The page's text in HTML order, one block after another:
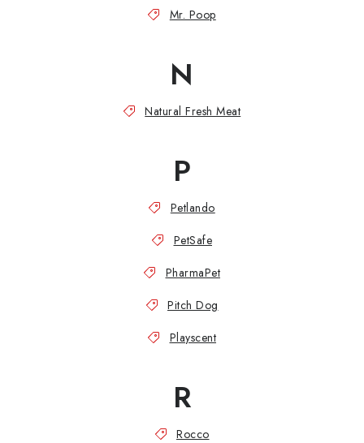
Mr. Poop
N
Natural Fresh Meat
P
Petlando
PetSafe
PharmaPet
Pitch Dog
Playscent
R
Rocco